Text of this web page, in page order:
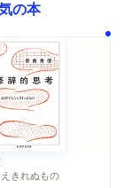
の本
きれぬもの